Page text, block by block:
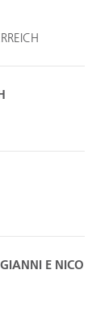
E NICO